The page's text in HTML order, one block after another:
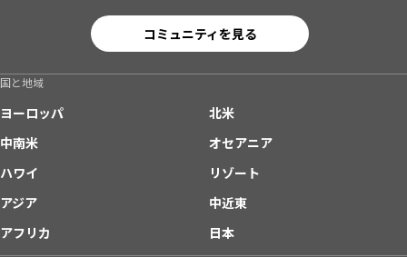
コミュニティを見る
国と地域
ヨーロッパ
北米
中南米
オセアニア
ハワイ
リゾート
アジア
中近東
アフリカ
日本